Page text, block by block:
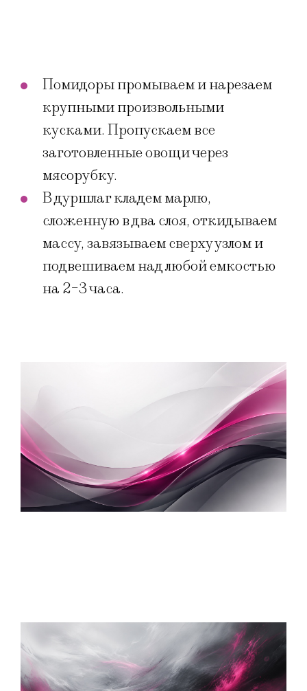
Помидоры промываем и нарезаем
крупными произвольными
кусками. Пропускаем все
заготовленные овощи через
мясорубку.
В дуршлаг кладем марлю,
сложенную в два слоя, откидываем
массу, завязываем сверху узлом и
подвешиваем над любой емкостью
на 2-3 часа.